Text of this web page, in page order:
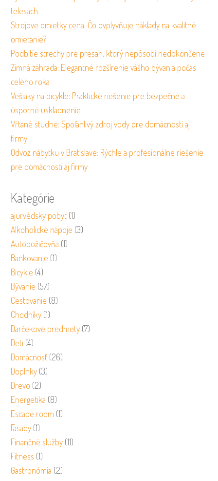
telesách
Strojove omietky cena: Čo ovplyvňuje náklady na kvalitné
omietanie?
Podbitie strechy pre presah, ktorý nepôsobí nedokončene
Zimná záhrada: Elegantné rozšírenie vášho bývania počas
celého roka
Vešiaky na bicykle: Praktické riešenie pre bezpečné a
úsporné uskladnenie
Vŕtané studne: Spoľahlivý zdroj vody pre domácnosti aj
firmy
Odvoz nábytku v Bratislave: Rýchle a profesionálne riešenie
pre domácnosti aj firmy
Kategórie
ajurvédsky pobyt (1)
Alkoholické nápoje (3)
Autopožičovňa (1)
Bankovanie (1)
Bicykle (4)
Bývanie (57)
Cestovanie (8)
Chodníky (1)
Darčekové predmety (7)
Deti (4)
Domácnosť (26)
Doplnky (3)
Drevo (2)
Energetika (8)
Escape room (1)
Fasády (1)
Finančné služby (11)
Fitness (1)
Gastronómia (2)